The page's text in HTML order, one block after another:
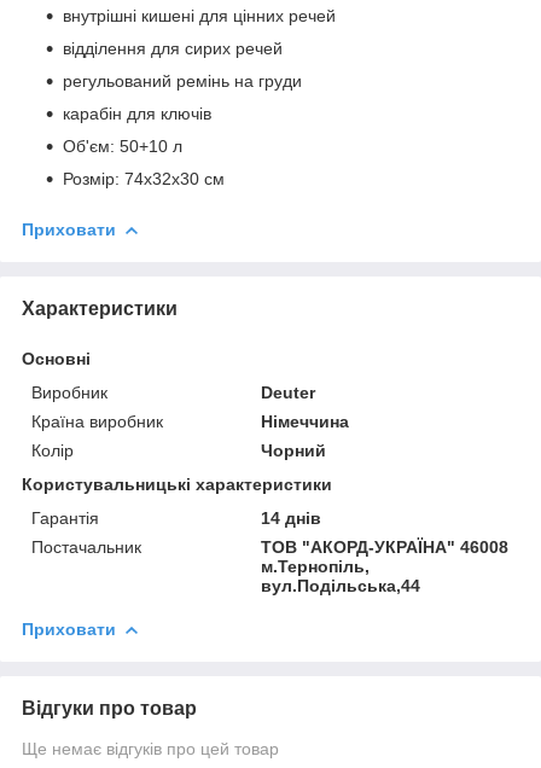
внутрішні кишені для цінних речей
відділення для сирих речей
регульований ремінь на груди
карабін для ключів
Об'єм: 50+10 л
Розмір: 74x32x30 см
Приховати
Характеристики
Основні
Виробник
Deuter
Країна виробник
Німеччина
Колір
Чорний
Користувальницькі характеристики
Гарантія
14 днів
Постачальник
ТОВ "АКОРД-УКРАЇНА" 46008
м.Тернопіль,
вул.Подільська,44
Приховати
Відгуки про товар
Ще немає відгуків про цей товар